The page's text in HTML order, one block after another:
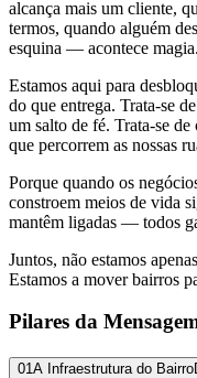
alcança mais um cliente,
termos, quando alguém
esquina — acontece magia.
Estamos aqui para
do que entrega. Trata-se
um salto de fé. Trata-se
que percorrem as nossas
Porque quando os
constroem meios de vida
mantêm ligadas — todos
Juntos, não estamos
Estamos a mover bairros
Pilares da
01 A Infraestrutura do Bairro